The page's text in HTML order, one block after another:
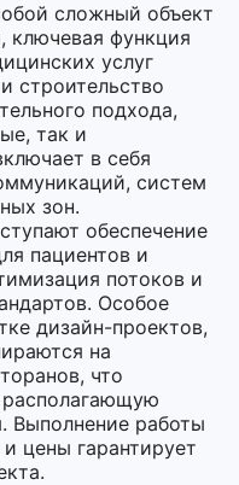
сложный объект
ключевая функция
услуг
строительство
подхода,
так и
в себя
систем
зон.
обеспечение
пациентов и
потоков и
Особое
дизайн-проектов,
на
что
располагающую
Выполнение работы
цены гарантирует